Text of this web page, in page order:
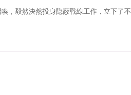
毅然決然投身隐蔽戰線工作，立下了